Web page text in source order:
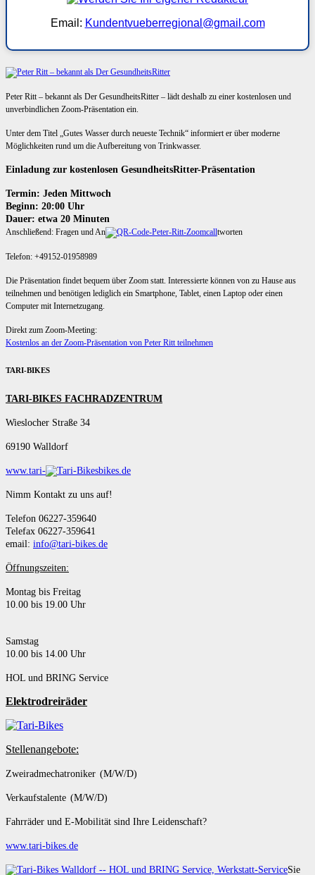
Email: Kundentvueberregional@gmail.com
Peter Ritt – bekannt als Der GesundheitsRitter – lädt deshalb zu einer kostenlosen und
unverbindlichen Zoom-Präsentation ein.
Unter dem Titel „Gutes Wasser durch neueste Technik“ informiert er über moderne
Möglichkeiten rund um die Aufbereitung von Trinkwasser.
Einladung zur kostenlosen GesundheitsRitter-Präsentation
Termin: Jeden Mittwoch
Beginn: 20:00 Uhr
Dauer: etwa 20 Minuten
Anschließend: Fragen und An tworten
Telefon: +49152-01958989
Die Präsentation findet bequem über Zoom statt. Interessierte können von zu Hause aus
teilnehmen und benötigen lediglich ein Smartphone, Tablet, einen Laptop oder einen
Computer mit Internetzugang.
Direkt zum Zoom-Meeting:
Kostenlos an der Zoom-Präsentation von Peter Ritt teilnehmen
TARI-BIKES
TARI-BIKES FACHRADZENTRUM
Wieslocher Straße 34
69190 Walldorf
www.tari- bikes.de
Nimm Kontakt zu uns auf!
Telefon 06227-359640
Telefax 06227-359641
email: info@tari-bikes.de
Öffnungszeiten:
Montag bis Freitag
10.00 bis 19.00 Uhr
Samstag
10.00 bis 14.00 Uhr
HOL und BRING Service
Elektrodreiräder
Stellenangebote:
Zweiradmechatroniker (M/W/D)
Verkaufstalente (M/W/D)
Fahrräder und E-Mobilität sind Ihre Leidenschaft?
www.tari-bikes.de
Sie